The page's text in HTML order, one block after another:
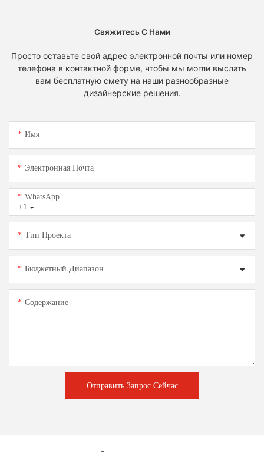
Свяжитесь С Нами
Просто оставьте свой адрес электронной почты или номер
телефона в контактной форме, чтобы мы могли выслать
вам бесплатную смету на наши разнообразные
дизайнерские решения.
Имя
Электронная Почта
+1
WhatsApp
Тип Проекта
Бюджетный Диапазон
Содержание
Отправить Запрос Сейчас